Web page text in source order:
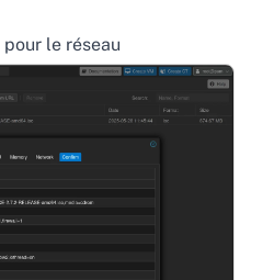
pour le réseau